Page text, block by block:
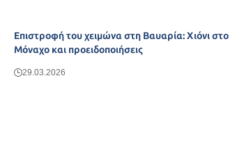
Επιστροφή του χειμώνα στη Βαυαρία: Χιόνι στο
Μόναχο και προειδοποιήσεις
29.03.2026